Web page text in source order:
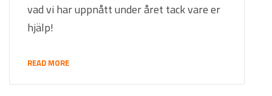
vad vi har uppnått under året tack vare er
hjälp!
READ MORE